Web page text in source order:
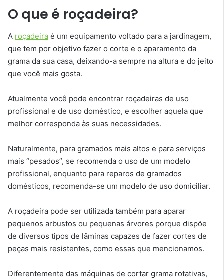
O que é roçadeira?
A roçadeira é um equipamento voltado para a jardinagem,
que tem por objetivo fazer o corte e o aparamento da
grama da sua casa, deixando-a sempre na altura e do jeito
que você mais gosta.
Atualmente você pode encontrar roçadeiras de uso
profissional e de uso doméstico, e escolher aquela que
melhor corresponda às suas necessidades.
Naturalmente, para gramados mais altos e para serviços
mais “pesados”, se recomenda o uso de um modelo
profissional, enquanto para reparos de gramados
domésticos, recomenda-se um modelo de uso domiciliar.
A roçadeira pode ser utilizada também para aparar
pequenos arbustos ou pequenas árvores porque dispõe
de diversos tipos de lâminas capazes de fazer cortes de
peças mais resistentes, como essas que mencionamos.
Diferentemente das máquinas de cortar grama rotativas,